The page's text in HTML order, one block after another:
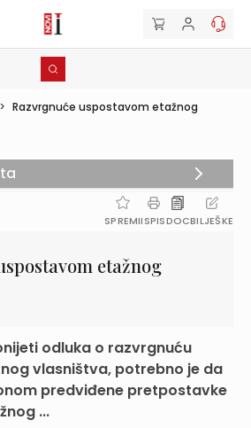
> Razvrgnuće uspostavom etažnog
SPREMIISPISDOCBILJEŠKE
etažnog
odluka o razvrgnuću
vlasništva, potrebno je da
predviđene pretpostavke
...